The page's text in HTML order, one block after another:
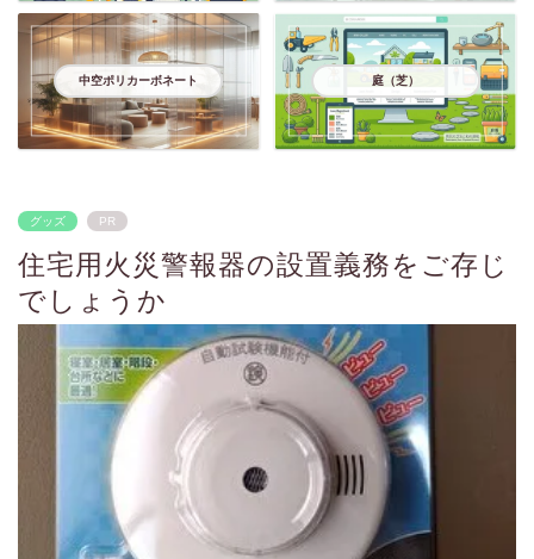
中空ポリカーボネート 庭（芝）
グッズ PR
住宅用火災警報器の設置義務をご存じ
でしょうか